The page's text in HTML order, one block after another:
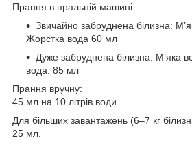
Прання в пральній машині:
Звичайно забруднена білизна:
Жорстка вода 60 мл
Дуже забруднена білизна: М’яка
вода: 85 мл
Прання вручну:
45 мл на 10 літрів води
Для більших завантажень (6–7 кг
25 мл.